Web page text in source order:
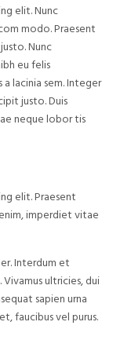
elit. Nunc
modo. Praesent
Nunc
eu felis
lacinia sem. Integer
justo. Duis
neque lobor tis
elit. Praesent
imperdiet vitae
Interdum et
ultricies, dui
sapien urna
faucibus vel purus.